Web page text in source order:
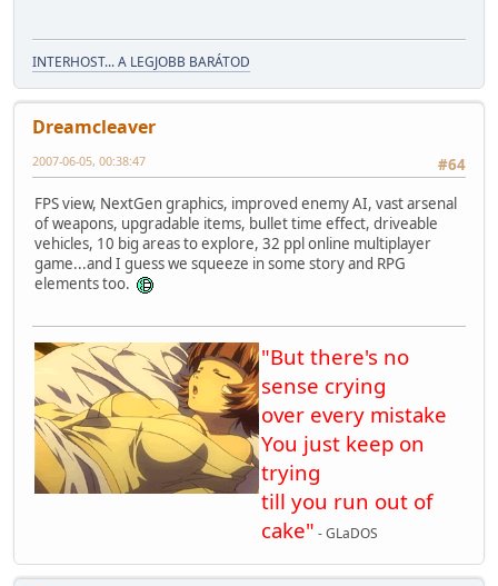
INTERHOST... A LEGJOBB BARÁTOD
Dreamcleaver
#64
2007-06-05, 00:38:47
FPS view, NextGen graphics, improved enemy AI, vast arsenal
of weapons, upgradable items, bullet time effect, driveable
vehicles, 10 big areas to explore, 32 ppl online multiplayer
game...and I guess we squeeze in some story and RPG
elements too.
"But there's no
sense crying
over every mistake
You just keep on
trying
till you run out of
cake" - GLaDOS